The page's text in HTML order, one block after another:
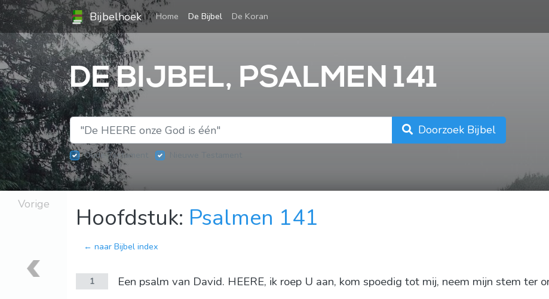
Bijbelhoek Home (current)
De Bijbel De Koran
DE BIJBEL, PSALMEN 141
Doorzoek Bijbel
Oude Testament
Vorige Hoofdstuk: Psalmen 141
← naar Bijbel index
1 Een psalm van David. HEERE, ik roep U aan, kom spoedig tot mij, neem mijn stem ter